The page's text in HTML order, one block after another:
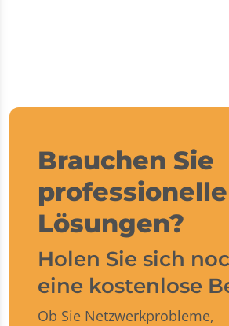
Brauchen Sie
professionelle
Lösungen?
Holen Sie sich
eine kostenlose
Ob Sie Netzwerkprobleme,